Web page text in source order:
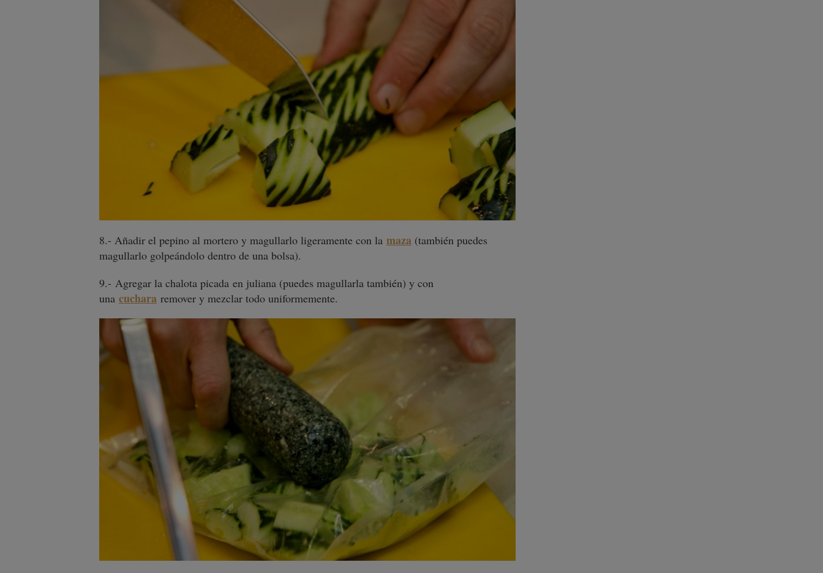
8.- Añadir el pepino al mortero y magullarlo ligeramente con la maza (también puedes
magullarlo golpeándolo dentro de una bolsa).
9.- Agregar la chalota picada en juliana (puedes magullarla también) y con
una cuchara remover y mezclar todo uniformemente.